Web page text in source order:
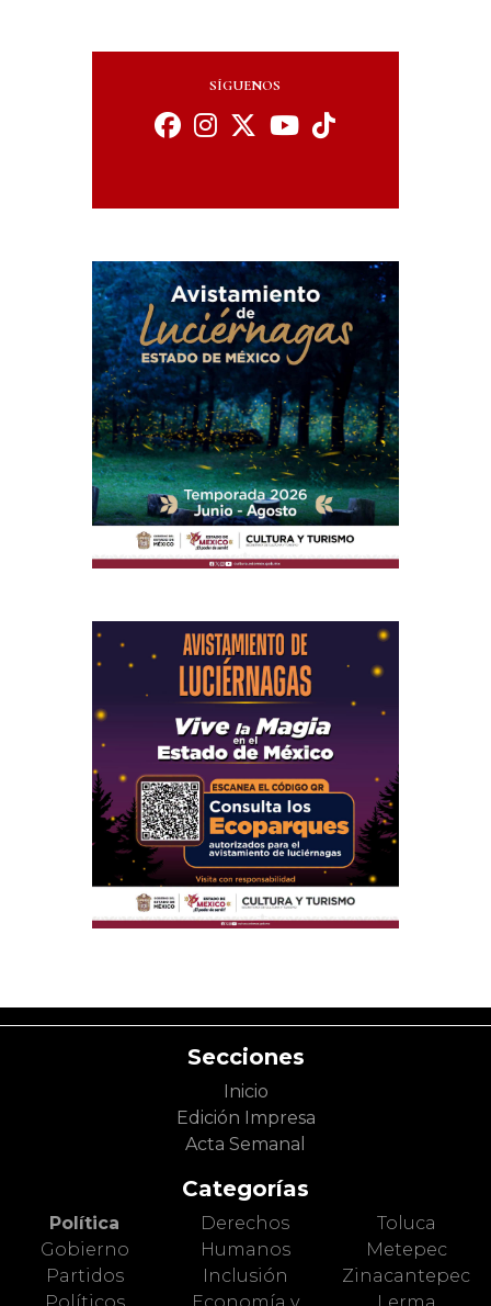
SÍGUENOS
Secciones
Inicio
Edición Impresa
Acta Semanal
Categorías
Política
Gobierno
Partidos
Políticos
Derechos
Humanos
Inclusión
Economía y
Toluca
Metepec
Zinacantepec
Lerma